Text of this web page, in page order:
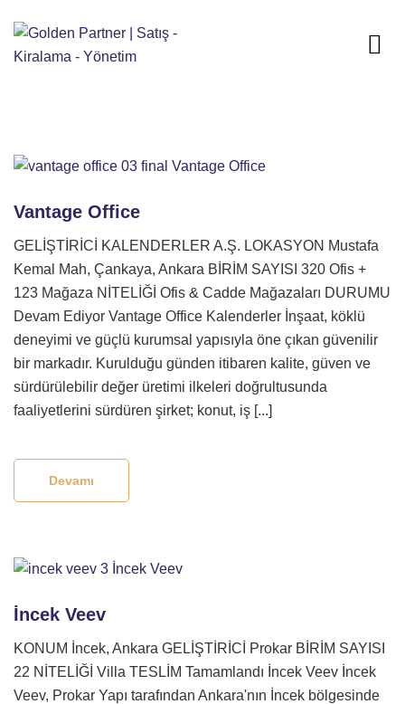
Vantage Office
GELİŞTİRİCİ KALENDERLER A.Ş. LOKASYON Mustafa
Kemal Mah, Çankaya, Ankara BİRİM SAYISI 320 Ofis +
123 Mağaza NİTELİĞİ Ofis & Cadde Mağazaları DURUMU
Devam Ediyor Vantage Office Kalenderler İnşaat, köklü
deneyimi ve güçlü kurumsal yapısıyla öne çıkan güvenilir
bir markadır. Kurulduğu günden itibaren kalite, güven ve
sürdürülebilir değer üretimi ilkeleri doğrultusunda
faaliyetlerini sürdüren şirket; konut, iş [...]
Devamı
İncek Veev
KONUM İncek, Ankara GELİŞTİRİCİ Prokar BİRİM SAYISI
22 NİTELİĞİ Villa TESLİM Tamamlandı İncek Veev İncek
Veev, Prokar Yapı tarafından Ankara'nın İncek bölgesinde